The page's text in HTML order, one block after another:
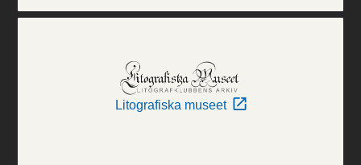
Litografiska museet